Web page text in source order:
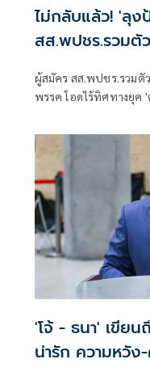
ไม่กลับแล้ว! 'ลุ
สส.พปชร.รวมตั
ผู้สมัคร สส.พปชร.รวมตั
พรรค โอดไร้ทิศทางยุค
ขณะที่ 'พล.อ. ประวิตร'
'โจ้ - ธนา' เขียนถึง 'โต้ง - สิริพงศ์' โ
น่ารัก ความหวั